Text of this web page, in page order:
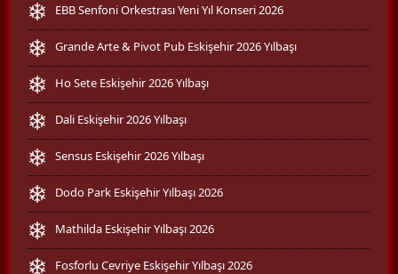
EBB Senfoni Orkestrası Yeni Yıl Konseri 2026
Grande Arte & Pivot Pub Eskişehir 2026 Yılbaşı
Ho Sete Eskişehir 2026 Yılbaşı
Dali Eskişehir 2026 Yılbaşı
Sensus Eskişehir 2026 Yılbaşı
Dodo Park Eskişehir Yılbaşı 2026
Mathilda Eskişehir Yılbaşı 2026
Fosforlu Cevriye Eskişehir Yılbaşı 2026